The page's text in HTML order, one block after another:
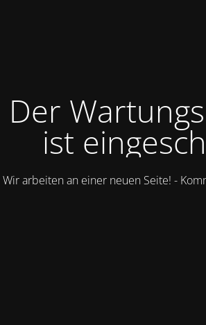
Der
ist
Wir arbeiten an einer neuen Seite! -